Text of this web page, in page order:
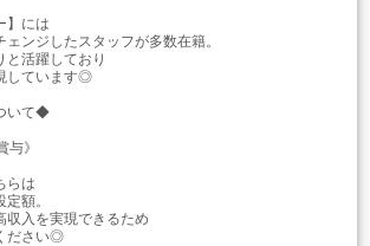
】には
ンジしたスタッフが多数在籍。
と活躍しており
しています◎
いて◆
与》
らは
額。
収入を実現できるため
ださい◎